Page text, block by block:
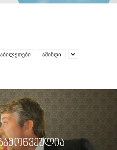
ამინდი